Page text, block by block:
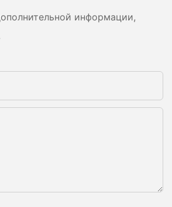
информации,